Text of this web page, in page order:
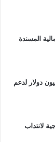
المسندة
تمنح تونس أكثر من 1.5 مليون دولار لدعم
لانتداب